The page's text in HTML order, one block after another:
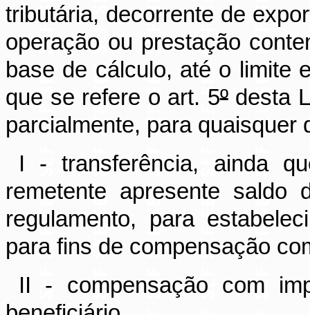
tributária, decorrente de
operação ou prestação
base de cálculo, até o limite
que se refere o art. 5ºdesta
parcialmente, para quaisquer
I - transferência, ainda
remetente apresente saldo
regulamento, para
para fins de compensação
II - compensação com